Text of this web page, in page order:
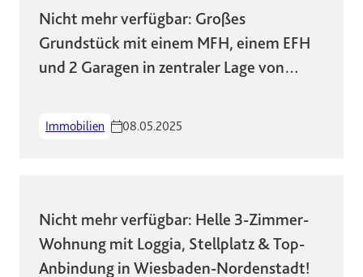
Nicht mehr verfügbar: Großes
Grundstück mit einem MFH, einem EFH
und 2 Garagen in zentraler Lage von
Immobilien 08.05.2025
Nicht mehr verfügbar: Helle 3-Zimmer-
Wohnung mit Loggia, Stellplatz & Top-
Anbindung in Wiesbaden-Nordenstadt!